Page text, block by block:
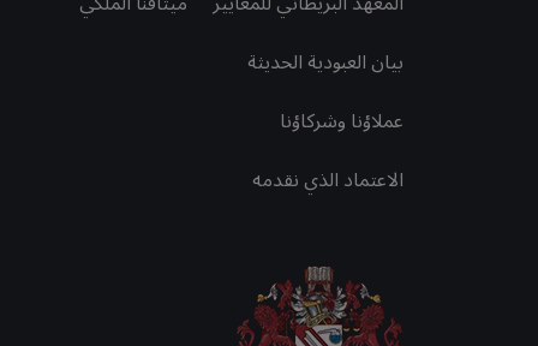
بيان العبودية الحديثة
عملاؤنا وشركاؤنا
الاعتماد الذي نقدمه